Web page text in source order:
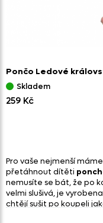
Pro vaše nejmenší máme
přetáhnout dítěti
nemusíte se bát, že po
velmi slušivá, je
chtějí sušit po koupeli
Pončo Ledové
Skladem
259 Kč